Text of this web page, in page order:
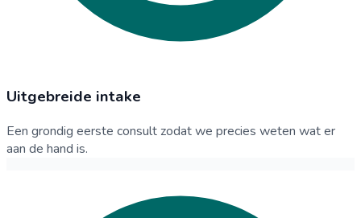
Uitgebreide intake
Een grondig eerste consult zodat we precies weten wat er
aan de hand is.